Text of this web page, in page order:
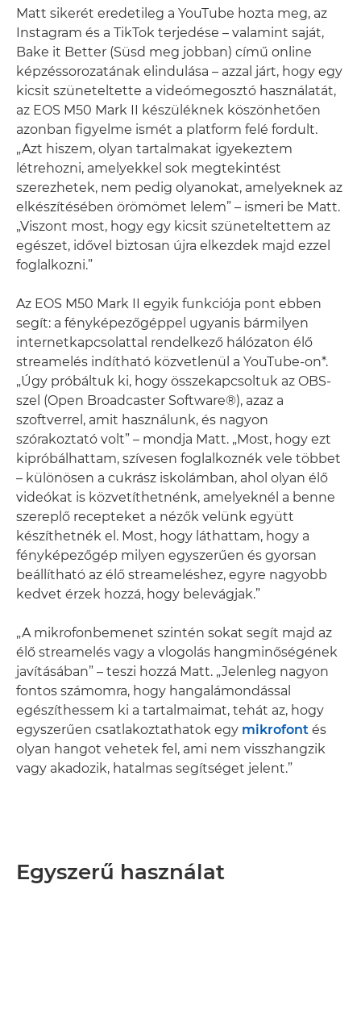
Matt sikerét eredetileg a YouTube hozta meg, az
Instagram és a TikTok terjedése – valamint saját,
Bake it Better (Süsd meg jobban) című online
képzéssorozatának elindulása – azzal járt, hogy egy
kicsit szüneteltette a videómegosztó használatát,
az EOS M50 Mark II készüléknek köszönhetően
azonban figyelme ismét a platform felé fordult.
„Azt hiszem, olyan tartalmakat igyekeztem
létrehozni, amelyekkel sok megtekintést
szerezhetek, nem pedig olyanokat, amelyeknek az
elkészítésében örömömet lelem” – ismeri be Matt.
„Viszont most, hogy egy kicsit szüneteltettem az
egészet, idővel biztosan újra elkezdek majd ezzel
foglalkozni.”
Az EOS M50 Mark II egyik funkciója pont ebben
segít: a fényképezőgéppel ugyanis bármilyen
internetkapcsolattal rendelkező hálózaton élő
streamelés indítható közvetlenül a YouTube-on*.
„Úgy próbáltuk ki, hogy összekapcsoltuk az OBS-
szel (Open Broadcaster Software®), azaz a
szoftverrel, amit használunk, és nagyon
szórakoztató volt” – mondja Matt. „Most, hogy ezt
kipróbálhattam, szívesen foglalkoznék vele többet
– különösen a cukrász iskolámban, ahol olyan élő
videókat is közvetíthetnénk, amelyeknél a benne
szereplő recepteket a nézők velünk együtt
készíthetnék el. Most, hogy láthattam, hogy a
fényképezőgép milyen egyszerűen és gyorsan
beállítható az élő streameléshez, egyre nagyobb
kedvet érzek hozzá, hogy belevágjak.”
„A mikrofonbemenet szintén sokat segít majd az
élő streamelés vagy a vlogolás hangminőségének
javításában” – teszi hozzá Matt. „Jelenleg nagyon
fontos számomra, hogy hangalámondással
egészíthessem ki a tartalmaimat, tehát az, hogy
egyszerűen csatlakoztathatok egy mikrofont és
olyan hangot vehetek fel, ami nem visszhangzik
vagy akadozik, hatalmas segítséget jelent.”
Egyszerű használat